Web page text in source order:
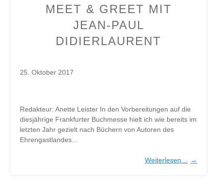
MEET & GREET MIT
JEAN-PAUL
DIDIERLAURENT
25. Oktober 2017
Redakteur: Anette Leister In den Vorbereitungen auf die
diesjährige Frankfurter Buchmesse hielt ich wie bereits im
letzten Jahr gezielt nach Büchern von Autoren des
Ehrengastlandes…
Weiterlesen… →